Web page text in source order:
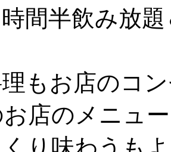
時間半飲み放
もお店のコ
店のメニュ
り味わうも